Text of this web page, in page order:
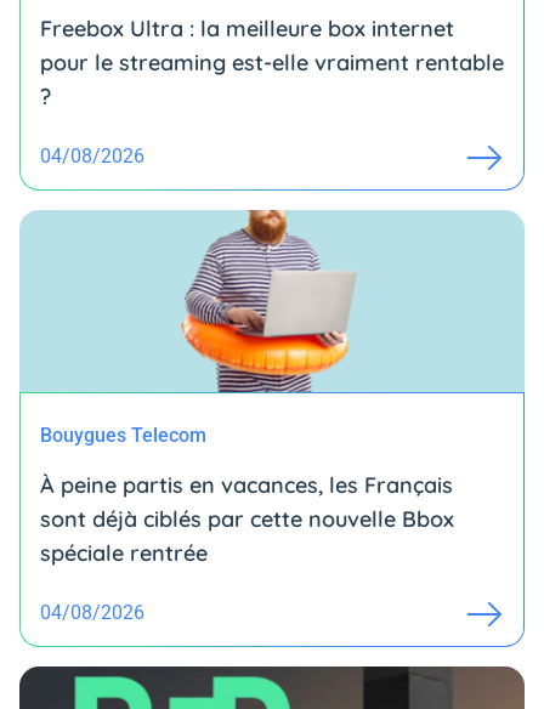
Freebox Ultra : la meilleure box internet
pour le streaming est-elle vraiment rentable
?
04/08/2026
Bouygues Telecom
À peine partis en vacances, les Français
sont déjà ciblés par cette nouvelle Bbox
spéciale rentrée
04/08/2026